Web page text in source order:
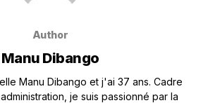
Author
Manu Dibango
Manu Dibango et j'ai 37 ans. Cadre
je suis passionné par la